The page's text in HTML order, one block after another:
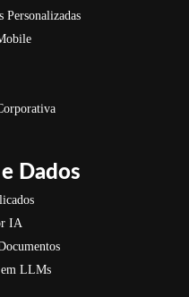
Dados
IA
em LLMs